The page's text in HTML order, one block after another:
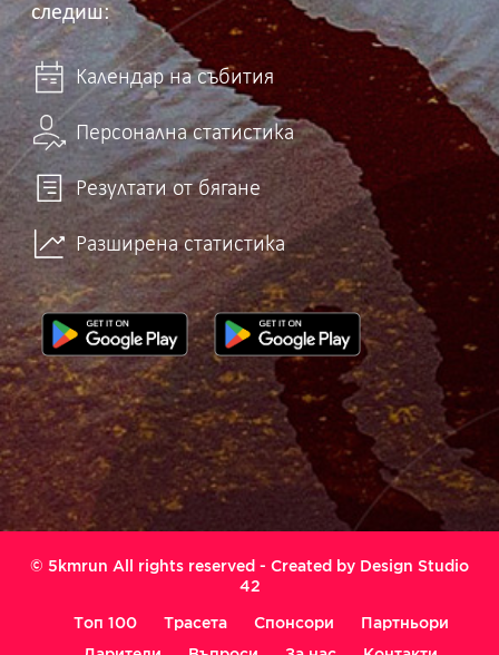
следиш:
Календар на събития
Персонална статистика
Резултати от бягане
Разширена статистика
© 5kmrun All rights reserved - Created by Design Studio
42
Топ 100 Трасета Спонсори
Партньори